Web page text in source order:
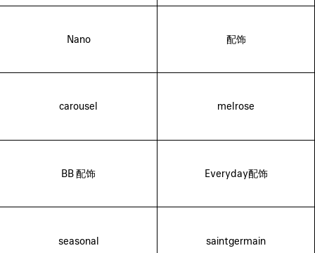
Nano 配饰
carousel melrose
BB 配饰 Everyday配饰
seasonal saintgermain